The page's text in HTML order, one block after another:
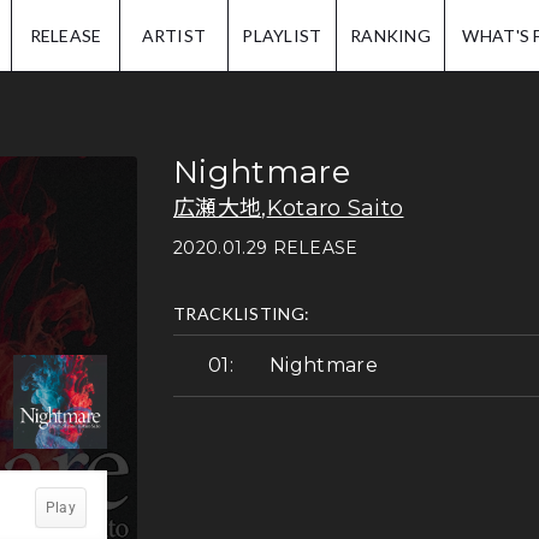
RELEASE ARTIST PLAYLIST RANKING WHAT'S
Nightmare
広瀬大地,Kotaro Saito
2020.01.29 RELEASE
TRACKLISTING:
Nightmare